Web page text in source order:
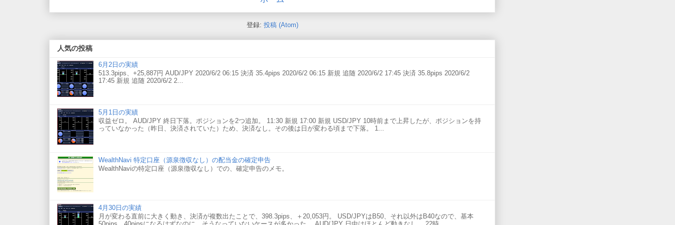
登録: 投稿 (Atom)
人気の投稿
6月2日の実績
513.3pips、+25,887円 AUD/JPY 2020/6/2 06:15 決済 35.4pips 2020/6/2 06:15 新規 追随 2020/6/2 17:45 決済 35.8pips 2020/6/2
17:45 新規 追随 2020/6/2 2...
5月1日の実績
収益ゼロ。 AUD/JPY 終日下落。ポジションを2つ追加。 11:30 新規 17:00 新規 USD/JPY 10時前まで上昇したが、ポジションを持
っていなかった（昨日、決済されていた）ため、決済なし。その後は日が変わる頃まで下落。 1...
WealthNavi 特定口座（源泉徴収なし）の配当金の確定申告
WealthNaviの特定口座（源泉徴収なし）での、確定申告のメモ。
4月30日の実績
月が変わる直前に大きく動き、決済が複数出たことで、398.3pips、＋20,053円。 USD/JPYはB50、それ以外はB40なので、基本